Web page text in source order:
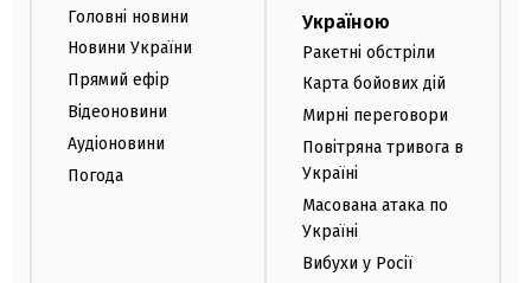
Головні новини
Новини України
Прямий ефір
Відеоновини
Аудіоновини
Погода
Україною
Ракетні обстріли
Карта бойових дій
Мирні переговори
Повітряна тривога в
Україні
Масована атака по
Україні
Вибухи у Росії